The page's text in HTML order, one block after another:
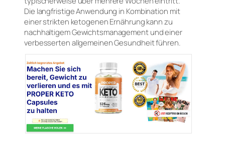
Die langfristige Anwendung in Kombination mit
einer strikten ketogenen Ernährung kann zu
nachhaltigem Gewichtsmanagement und einer
verbesserten allgemeinen Gesundheit führen.